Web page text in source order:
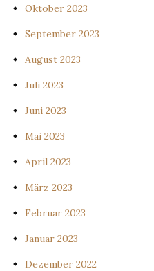
Oktober 2023
September 2023
August 2023
Juli 2023
Juni 2023
Mai 2023
April 2023
März 2023
Februar 2023
Januar 2023
Dezember 2022